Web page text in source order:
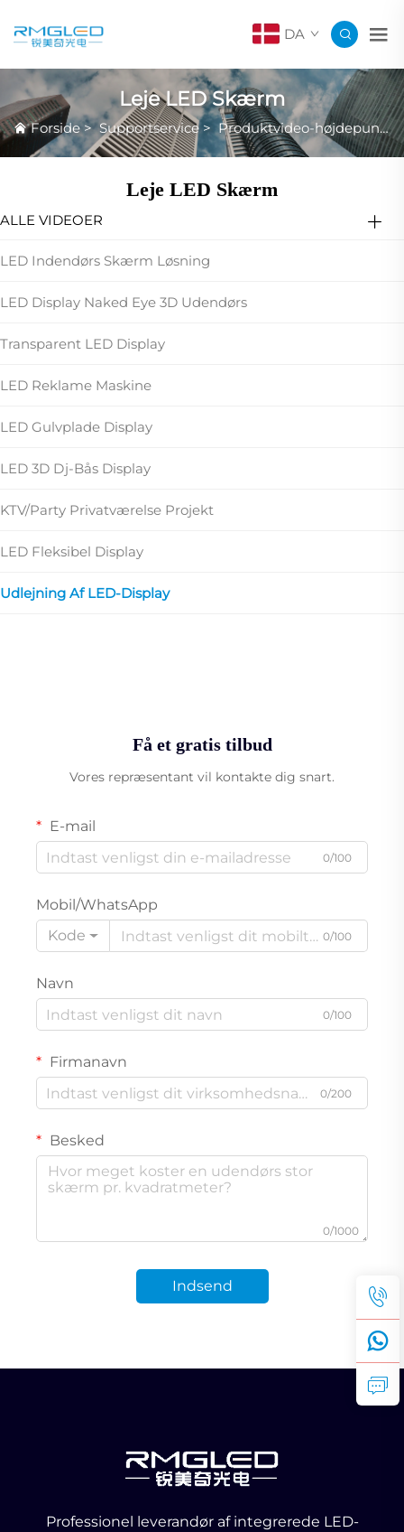
DA
Leje LED Skærm
Forside>Supportservice>Produktvideo-højdepunkter
Leje LED Skærm
ALLE VIDEOER
LED Indendørs Skærm Løsning
LED Display Naked Eye 3D Udendørs
Transparent LED Display
LED Reklame Maskine
LED Gulvplade Display
LED 3D Dj-Bås Display
KTV/Party Privatværelse Projekt
LED Fleksibel Display
Udlejning Af LED-Display
Få et gratis tilbud
Vores repræsentant vil kontakte dig snart.
E-mail
0/100
Mobil/WhatsApp
Kode
0/100
Navn
0/100
Firmanavn
0/200
Besked
0/1000
Indsend
Professionel leverandør af integrerede LED-